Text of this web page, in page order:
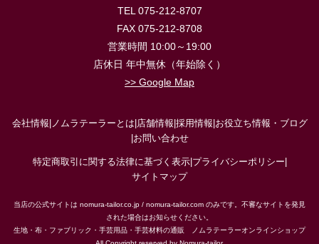
TEL 075-212-8707
FAX 075-212-8708
営業時間 10:00～19:00
店休日 年中無休（年始除く）
>> Google Map
会社情報 ノムラテーラーとは 店舗情報 採用情報 お役立ち情報・ブログ
お問い合わせ
特定商取引に関する法律に基づく表示| プライバシーポリシー
サイトマップ
当店の公式サイトは nomura-tailor.co.jp / nomura-tailor.com のみです。不審なサイトを発見
された場合はお知らせください。
生地・布・ファブリック・手芸用品・手芸材料の通販 ノムラテーラーオンラインショップ